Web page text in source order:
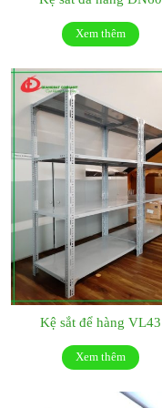
Xem thêm
Kệ sắt để hàng VL43
Xem thêm